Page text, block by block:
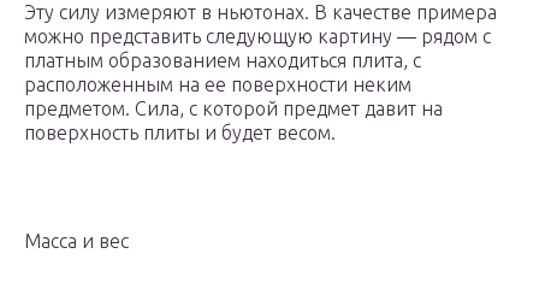
Эту силу измеряют в ньютонах. В качестве примера
можно представить следующую картину — рядом с
платным образованием находиться плита, с
расположенным на ее поверхности неким
предметом. Сила, с которой предмет давит на
поверхность плиты и будет весом.
Масса и вес